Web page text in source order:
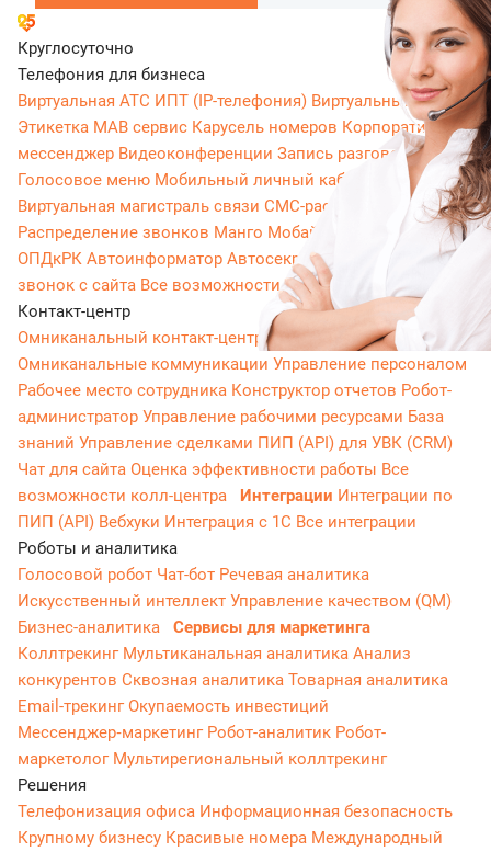
Круглосуточно
Телефония для бизнеса
Виртуальная АТС ИПТ (IP-телефония) Виртуальный номер
Этикетка МАВ сервис Карусель номеров Корпоративный
мессенджер Видеоконференции Запись разговоров
Голосовое меню Мобильный личный кабинет
Виртуальная магистраль связи СМС-рассылки
Распределение звонков Манго Мобайл
ОПДкРК Автоинформатор Автосекретарь
звонок с сайта Все возможности ВАТС
Контакт-центр
Омниканальный контакт-центрИсходящий обзвон
Омниканальные коммуникации Управление персоналом
Рабочее место сотрудника Конструктор отчетов Робот-
администратор Управление рабочими ресурсами База
знаний Управление сделками ПИП (API) для УВК (CRM)
Чат для сайта Оценка эффективности работы Все
возможности колл-центра
Интеграции Интеграции по
ПИП (API) Вебхуки Интеграция с 1С Все интеграции
Роботы и аналитика
Голосовой робот Чат-бот Речевая аналитика
Искусственный интеллект Управление качеством (QM)
Бизнес-аналитика
Сервисы для маркетинга
Коллтрекинг Мультиканальная аналитика Анализ
конкурентов Сквозная аналитика Товарная аналитика
Email-трекингОкупаемость инвестиций
Мессенджер‑маркетинг Робот-аналитик Робот-
маркетолог Мультирегиональный коллтрекинг
Решения
Телефонизация офиса Информационная безопасность
Крупному бизнесу Красивые номера Международный